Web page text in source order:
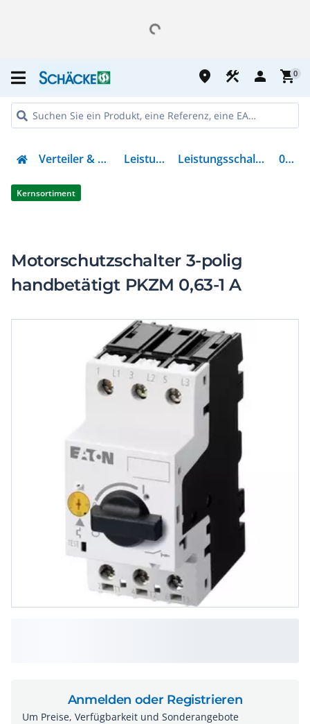
place construction person shopping_cart0
Verteiler & Energieverteilung Leistungsschalter Leistungsschalter für Motorschutz 072734
Kernsortiment
Motorschutzschalter 3-polig
handbetätigt PKZM 0,63-1 A
Anmelden oder Registrieren
Um Preise, Verfügbarkeit und Sonderangebote